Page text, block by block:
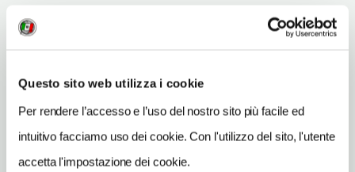
Questo sito web utilizza i cookie
Per rendere l’accesso e l’uso del nostro sito più facile ed
intuitivo facciamo uso dei cookie. Con l'utilizzo del sito, l'utente
accetta l'impostazione dei cookie.
info@villaperego.it
031696078-3474417099
ORARI DI APERTURA
Apertura: Apertura/Chiusura annuale: gennaio chiuso,
febbraio chiuso, marzo chiuso, aprile chiuso, novembre chiuso